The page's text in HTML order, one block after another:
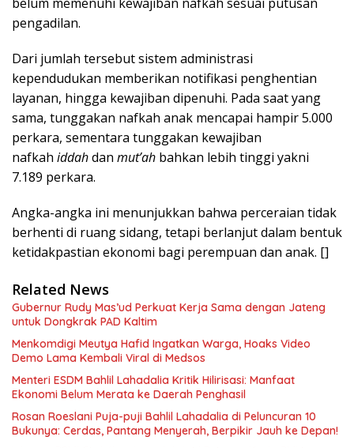
pengadilan.
Dari jumlah tersebut sistem administrasi
kependudukan memberikan notifikasi penghentian
layanan, hingga kewajiban dipenuhi. Pada saat yang
sama, tunggakan nafkah anak mencapai hampir 5.000
perkara, sementara tunggakan kewajiban
nafkah iddahdan mut’ah bahkan lebih tinggi yakni
7.189 perkara.
Angka-angka ini menunjukkan bahwa perceraian tidak
berhenti di ruang sidang, tetapi berlanjut dalam bentuk
ketidakpastian ekonomi bagi perempuan dan anak. []
Related News
Gubernur Rudy Mas’ud Perkuat Kerja Sama dengan Jateng
untuk Dongkrak PAD Kaltim
Menkomdigi Meutya Hafid Ingatkan Warga, Hoaks Video
Demo Lama Kembali Viral di Medsos
Menteri ESDM Bahlil Lahadalia Kritik Hilirisasi: Manfaat
Ekonomi Belum Merata ke Daerah Penghasil
Rosan Roeslani Puja-puji Bahlil Lahadalia di Peluncuran 10
Bukunya: Cerdas, Pantang Menyerah, Berpikir Jauh ke Depan!